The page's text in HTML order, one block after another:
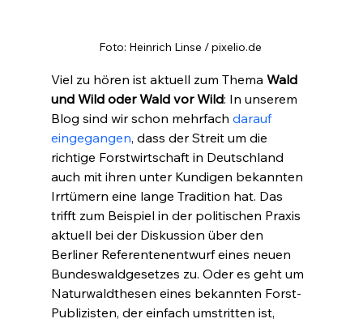
Foto: Heinrich Linse / pixelio.de
Viel zu hören ist aktuell zum Thema Wald
und Wild oder Wald vor Wild: In unserem
Blog sind wir schon mehrfach darauf
eingegangen, dass der Streit um die
richtige Forstwirtschaft in Deutschland
auch mit ihren unter Kundigen bekannten
Irrtümern eine lange Tradition hat. Das
trifft zum Beispiel in der politischen Praxis
aktuell bei der Diskussion über den
Berliner Referentenentwurf eines neuen
Bundeswaldgesetzes zu. Oder es geht um
Naturwaldthesen eines bekannten Forst-
Publizisten, der einfach umstritten ist,